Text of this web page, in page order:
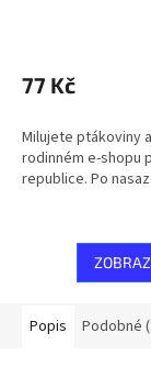
produktu
je
z
5
hvězdiček.
77 Kč
Milujete ptákoviny
rodinném e-shopu
republice. Po
Popis Podobné